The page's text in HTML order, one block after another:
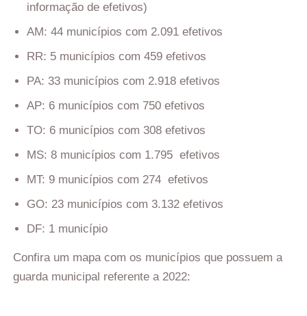
informação de efetivos)
AM: 44 municípios com 2.091 efetivos
RR: 5 municípios com 459 efetivos
PA: 33 municípios com 2.918 efetivos
AP: 6 municípios com 750 efetivos
TO: 6 municípios com 308 efetivos
MS: 8 municípios com 1.795 efetivos
MT: 9 municípios com 274 efetivos
GO: 23 municípios com 3.132 efetivos
DF: 1 município
Confira um mapa com os municípios que possuem a
guarda municipal referente a 2022: